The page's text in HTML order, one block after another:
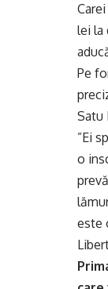
lei la
Pe
Satu
”Ei
o
este